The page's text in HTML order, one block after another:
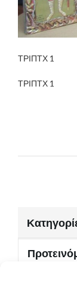
ΤΡΙΠΤΧ 1
ΤΡΙΠΤΧ 1